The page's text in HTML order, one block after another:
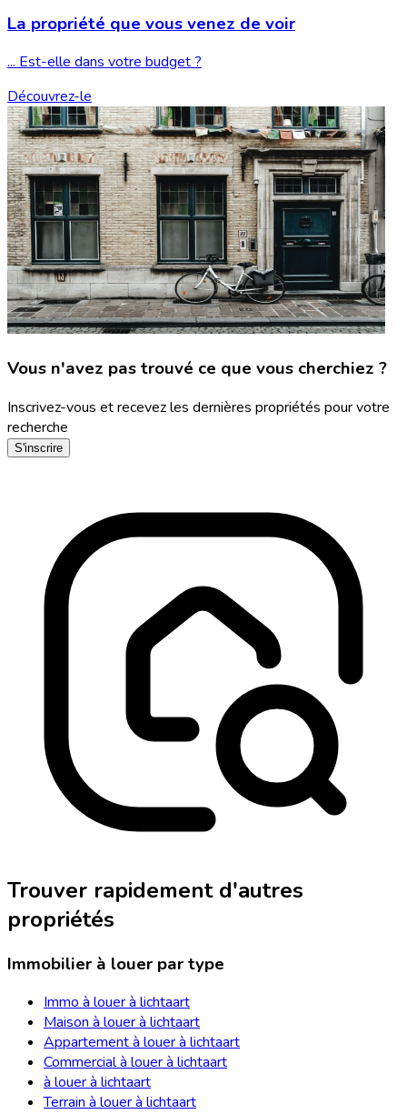
La propriété que vousvenez de voir
... Est-elle dans votre budget ?
Découvrez-le
Vous n'avez pas trouvé ce que vous cherchiez ?
Inscrivez-vous et recevez les dernières propriétés pour votre
recherche
S'inscrire
Trouver rapidement d'autres
propriétés
Immobilier à louer par type
Immo à louer à lichtaart
Maison à louer à lichtaart
Appartement à louer à lichtaart
Commercial à louer à lichtaart
à louer à lichtaart
Terrain à louer à lichtaart